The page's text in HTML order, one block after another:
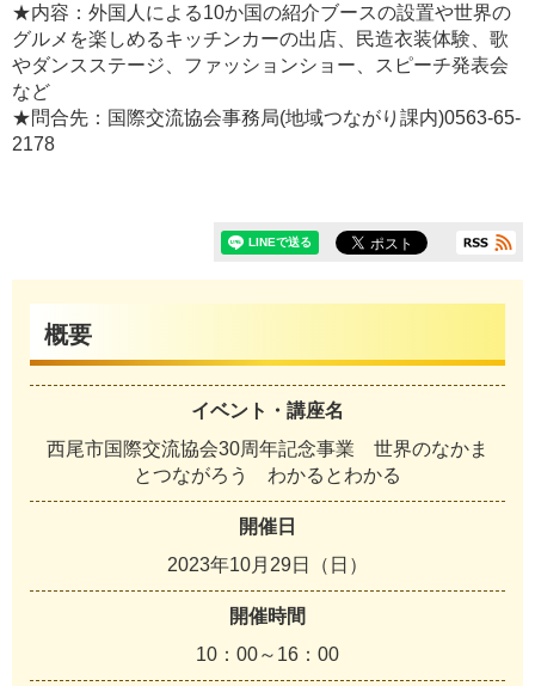
★内容：外国人による10か国の紹介ブースの設置や世界の
グルメを楽しめるキッチンカーの出店、民造衣装体験、歌
やダンスステージ、ファッションショー、スピーチ発表会
など
★問合先：国際交流協会事務局(地域つながり課内)0563-65-
2178
概要
イベント・講座名
西尾市国際交流協会30周年記念事業 世界のなかま
とつながろう わかるとわかる
開催日
2023年10月29日（日）
開催時間
10：00～16：00